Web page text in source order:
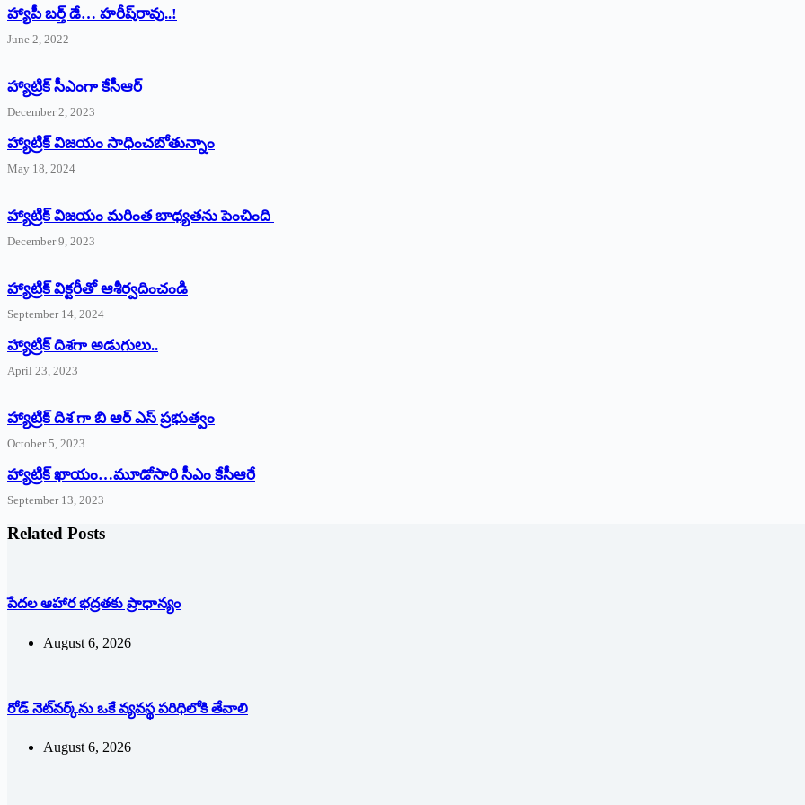
హ్యాపీ బర్త్ ‌డే… హరీష్‌రావు..!
June 2, 2022
హ్యాట్రిక్‌ ‌సీఎంగా కేసీఆర్‌
December 2, 2023
హ్యాట్రిక్‌ విజయం సాధించబోతున్నాం
May 18, 2024
హ్యాట్రిక్ విజయం మరింత బాధ్యతను పెంచింది
December 9, 2023
హ్యాట్రిక్‌ ‌విక్టరీతో ఆశీర్వదించండి
September 14, 2024
‌హ్యాట్రిక్‌ ‌దిశగా అడుగులు..
April 23, 2023
హ్యాట్రిక్ దిశ గా బి ఆర్ ఎస్ ప్రభుత్వం
October 5, 2023
హ్యాట్రిక్‌ ‌ఖాయం…మూడోసారి సీఎం కేసీఆరే
September 13, 2023
Related Posts
పేదల ఆహార భద్రతకు ప్రాధాన్యం
August 6, 2026
రోడ్ నెట్‌వర్క్‌ను ఒకే వ్య‌వ‌స్థ ప‌రిధిలోకి తేవాలి
August 6, 2026